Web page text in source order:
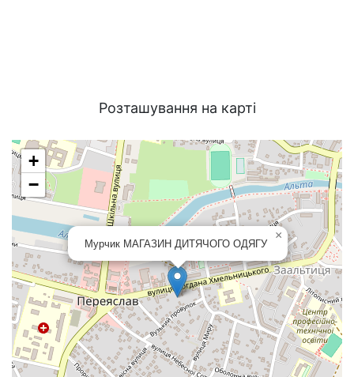
Розташування на карті
Мурчик МАГАЗИН ДИТЯЧОГО ОДЯГУ
×
+
−